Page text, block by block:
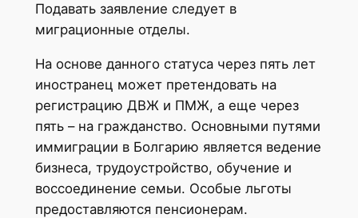
Подавать заявление следует в
миграционные отделы.
На основе данного статуса через пять лет
иностранец может претендовать на
регистрацию ДВЖ и ПМЖ, а еще через
пять – на гражданство. Основными путями
иммиграции в Болгарию является ведение
бизнеса, трудоустройство, обучение и
воссоединение семьи. Особые льготы
предоставляются пенсионерам.